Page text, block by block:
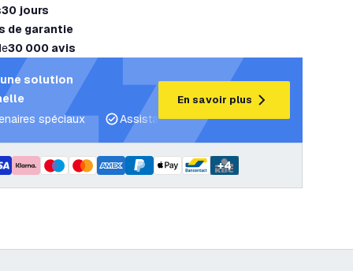
30 jours
de garantie
30 000 avis
solution
spéciaux
Assistance projet et plans d’éclairage
En savoir plus
+4